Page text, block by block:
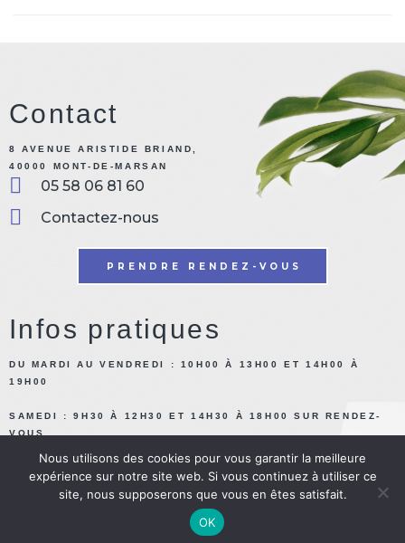
Contact
8 AVENUE ARISTIDE BRIAND,
40000 MONT-DE-MARSAN
05 58 06 81 60
Contactez-nous
PRENDRE RENDEZ-VOUS
Infos pratiques
DU MARDI AU VENDREDI : 10H00 À 13H00 ET 14H00 À
19H00
SAMEDI : 9H30 À 12H30 ET 14H30 À 18H00 SUR RENDEZ-
VOUS
MODES DE PAIEMENT ACCEPTÉS : CHÈQUE, CB, ESPÈCE.
© 2023 Institut LeBreton. tous droits réservés. | Réalisation
Politique de confidentialité
Nous utilisons des cookies pour vous garantir la meilleure
expérience sur notre site web. Si vous continuez à utiliser ce
site, nous supposerons que vous en êtes satisfait.
OK